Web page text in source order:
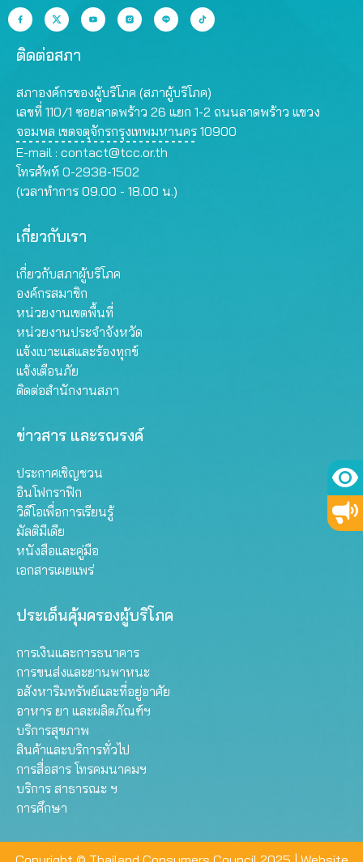
ติดต่อสภา
สภาองค์กรของผู้บริโภค (สภาผู้บริโภค)
เลขที่ 110/1 ซอยลาดพร้าว 26 แยก 1-2 ถนนลาดพร้าว แขวง
จอมพล เขตจตุจักรกรุงเทพมหานคร 10900
E-mail : contact@tcc.or.th
โทรศัพท์ 0-2938-1502
(เวลาทำการ 09.00 - 18.00 น.)
เกี่ยวกับเรา
เกี่ยวกับสภาผู้บริโภค
องค์กรสมาชิก
หน่วยงานเขตพื้นที่
หน่วยงานประจำจังหวัด
แจ้งเบาะแสและร้องทุกข์
แจ้งเตือนภัย
ติดต่อสำนักงานสภา
ข่าวสาร และรณรงค์
ประกาศเชิญชวน
อินโฟกราฟิก
วิดีโอเพื่อการเรียนรู้
มัลติมีเดีย
หนังสือและคู่มือ
เอกสารเผยแพร่
ประเด็นคุ้มครองผู้บริโภค
การเงินและการธนาคาร
การขนส่งและยานพาหนะ
อสังหาริมทรัพย์และที่อยู่อาศัย
อาหาร ยา และผลิตภัณฑ์ฯ
บริการสุขภาพ
สินค้าและบริการทั่วไป
การสื่อสาร โทรคมนาคมฯ
บริการ สาธารณะ ฯ
การศึกษา